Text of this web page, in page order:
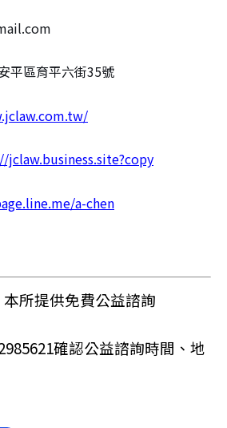
平區育平六街35號
jclaw.business.site?copy
a-chen
本所提供免費公益諮詢
確認公益諮詢時間、地